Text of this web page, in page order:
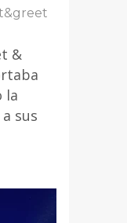
&
la
sus